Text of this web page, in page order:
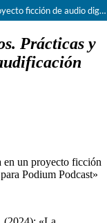
Capítulo 6. La producción ejecutiva en un proyecto ficción de audio digital. El caso de La firma de Dios para Podium Podcast